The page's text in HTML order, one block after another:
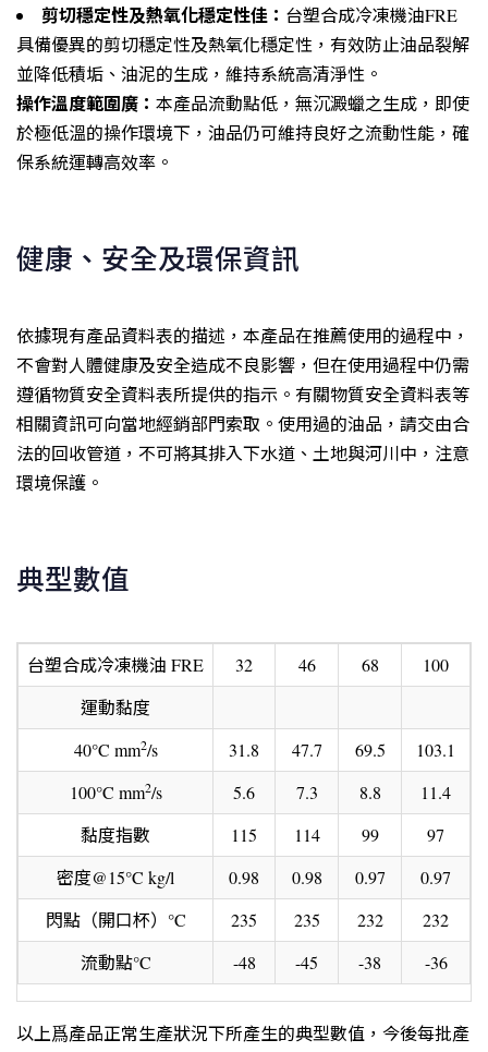
剪切穩定性及熱氧化穩定性佳： 台塑合成冷凍機油FRE
具備優異的剪切穩定性及熱氧化穩定性，有效防止油品裂解
並降低積垢、油泥的生成，維持系統高清淨性。
操作溫度範圍廣： 本產品流動點低，無沉澱蠟之生成，即使
於極低溫的操作環境下，油品仍可維持良好之流動性能，確
保系統運轉高效率。
健康、安全及環保資訊
依據現有產品資料表的描述，本產品在推薦使用的過程中，
不會對人體健康及安全造成不良影響，但在使用過程中仍需
遵循物質安全資料表所提供的指示。有關物質安全資料表等
相關資訊可向當地經銷部門索取。使用過的油品，請交由合
法的回收管道，不可將其排入下水道、土地與河川中，注意
環境保護。
典型數值
台塑合成冷凍機油 FRE 32 46 68
100
運動黏度
40°C mm2/s 31.8 47.7 69.5
103.1
100°C mm2/s 5.6 7.3 8.8
11.4
黏度指數
115 114 99
97
密度@15°C kg/l
0.98 0.98 0.97
0.97
閃點（開口杯）°C
235 235 232
232
流動點°C
-48 -45 -38 -36
以上爲產品正常生產狀況下所產生的典型數值，今後每批產